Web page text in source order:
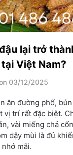
lại trở
tại Việt Nam?
03/12/2025
ăn đường phố,
vị trí rất đặc biệt.
vài miếng chả
dậy mùi là đủ
nhớ mãi.